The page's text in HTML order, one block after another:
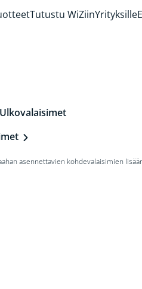
Tutustu WiZiinYrityksille
asennettavien kohdevalaisimien